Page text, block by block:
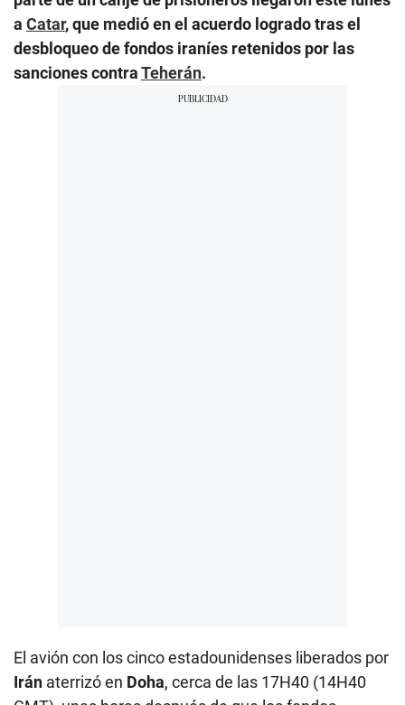
a Catar, que medió en el acuerdo logrado tras el
desbloqueo de fondos iraníes retenidos por las
sanciones contraTeherán.
El avión con los cinco estadounidenses liberados por
Irán aterrizó en Doha, cerca de las 17H40 (14H40